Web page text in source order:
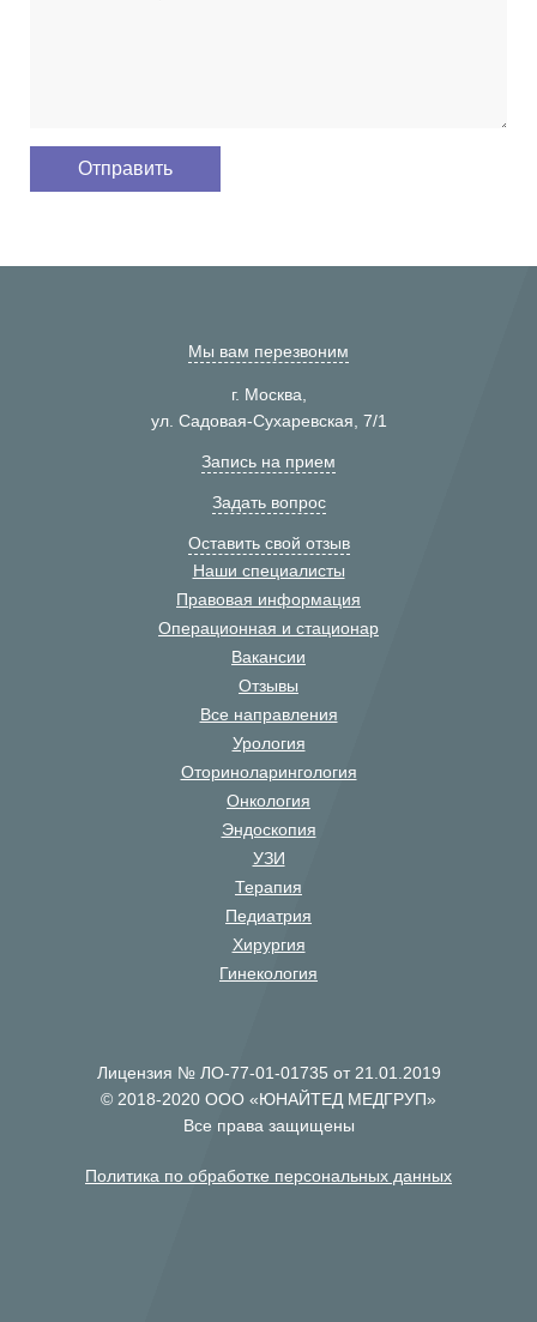
Мы вам перезвоним
г. Москва,
ул. Садовая-Сухаревская, 7/1
Запись на прием
Задать вопрос
Оставить свой отзыв
Наши специалисты
Правовая информация
Операционная и стационар
Вакансии
Отзывы
Все направления
Урология
Оториноларингология
Онкология
Эндоскопия
УЗИ
Терапия
Педиатрия
Хирургия
Гинекология
Лицензия № ЛО-77-01-01735 от 21.01.2019
© 2018-2020 ООО «ЮНАЙТЕД МЕДГРУП»
Все права защищены
Политика по обработке персональных данных